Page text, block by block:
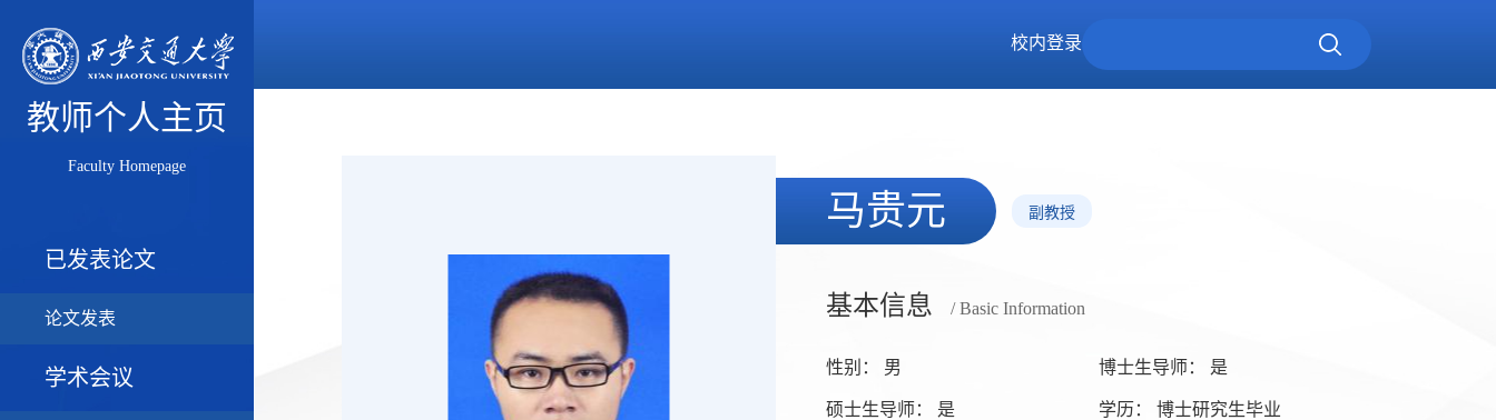
教师个人主页
Faculty Homepage
已发表论文
论文发表
学术会议
校内登录
马贵元 副教授
基本信息 / Basic Information
性别： 男 博士生导师： 是
硕士生导师： 是 学历： 博士研究生毕业